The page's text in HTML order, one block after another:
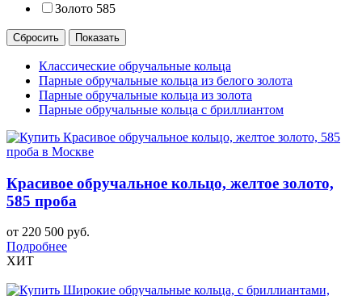
Золото 585
Классические обручальные кольца
Парные обручальные кольца из белого золота
Парные обручальные кольца из золота
Парные обручальные кольца с бриллиантом
Красивое обручальное кольцо, желтое золото,
585 проба
от 220 500 руб.
Подробнее
ХИТ